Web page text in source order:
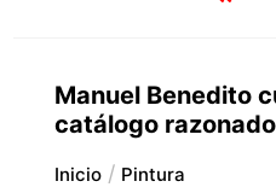
Manuel Benedito
catálogo razonado
Inicio Pintura